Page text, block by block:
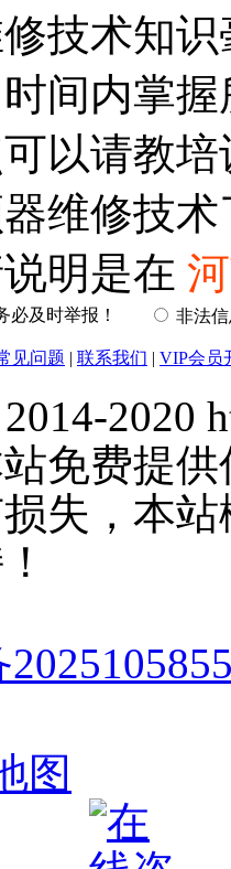
技术知
间内掌
以请教
维修技术
明是在
必及时举报！ 非法
见问题 | 联系我们 | VIP会员
2020
免费提
失，本
图